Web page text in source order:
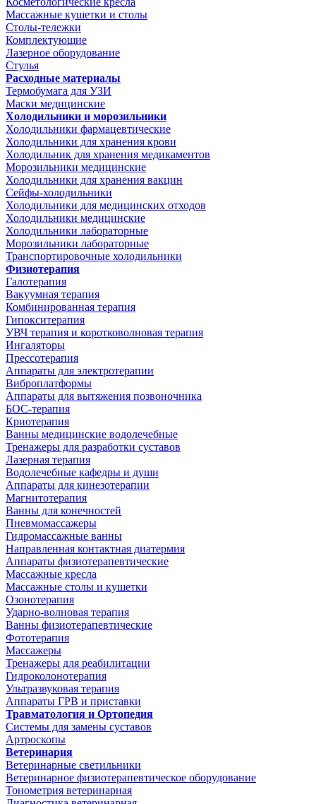
Массажные кушетки и столы
Столы-тележки
Комплектующие
Лазерное оборудование
Стулья
Расходные материалы
Термобумага для УЗИ
Маски медицинские
Холодильники и морозильники
Холодильники фармацевтические
Холодильники для хранения крови
Холодильник для хранения медикаментов
Морозильники медицинские
Холодильники для хранения вакцин
Сейфы-холодильники
Холодильники для медицинских отходов
Холодильники медицинские
Холодильники лабораторные
Морозильники лабораторные
Транспортировочные холодильники
Физиотерапия
Галотерапия
Вакуумная терапия
Комбинированная терапия
Гипокситерапия
УВЧ терапия и коротковолновая терапия
Ингаляторы
Прессотерапия
Аппараты для электротерапии
Виброплатформы
Аппараты для вытяжения позвоночника
БОС-терапия
Криотерапия
Ванны медицинские водолечебные
Тренажеры для разработки суставов
Лазерная терапия
Водолечебные кафедры и души
Аппараты для кинезотерапии
Магнитотерапия
Ванны для конечностей
Пневмомассажеры
Гидромассажные ванны
Направленная контактная диатермия
Аппараты физиотерапевтические
Массажные кресла
Массажные столы и кушетки
Озонотерапия
Ударно-волновая терапия
Ванны физиотерапевтические
Фототерапия
Массажеры
Тренажеры для реабилитации
Гидроколонотерапия
Ультразвуковая терапия
Аппараты ГРВ и приставки
Травматология и Ортопедия
Системы для замены суставов
Артроскопы
Ветеринария
Ветеринарные светильники
Ветеринарное физиотерапевтическое оборудование
Тонометрия ветеринарная